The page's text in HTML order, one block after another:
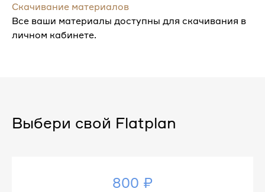
Скачивание материалов
Все ваши материалы доступны для скачивания в
личном кабинете.
Выбери свой Flatplan
800 ₽